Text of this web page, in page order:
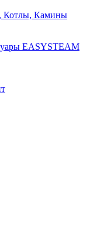
Котлы, Камины
EASYSTEAM